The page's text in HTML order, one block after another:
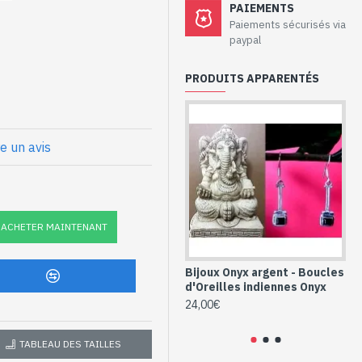
- Boucles
Améthyste
1000
carré, facettée à la
sur une monture en
recourbée que l'on
argent et
carré (BO-
un avis
ACHETER MAINTENANT
TABLEAU DES TAILLES
PAIEMENTS
Paiements sécurisés via
paypal
PRODUITS APPARENTÉS
Bijoux Onyx argent - Boucles
d'Oreilles indiennes Onyx
24,00€